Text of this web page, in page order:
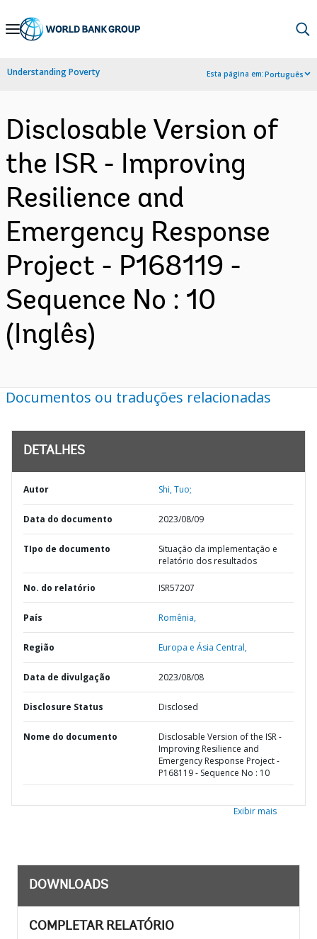
Skip
Navigation
Understanding Poverty Esta página em:Português
Disclosable Version of
the ISR - Improving
Resilience and
Emergency Response
Project - P168119 -
Sequence No : 10
(Inglês)
Documentos ou traduções relacionadas
DETALHES
Autor Shi, Tuo;
Data do documento 2023/08/09
TIpo de documento
Situação da implementação e
relatório dos resultados
No. do relatório ISR57207
País Romênia,
Região Europa e Ásia Central,
Data de divulgação 2023/08/08
Disclosure Status Disclosed
Nome do documento
Disclosable Version of the ISR -
Improving Resilience and
Emergency Response Project -
P168119 - Sequence No : 10
Exibir mais
DOWNLOADS
COMPLETAR RELATÓRIO